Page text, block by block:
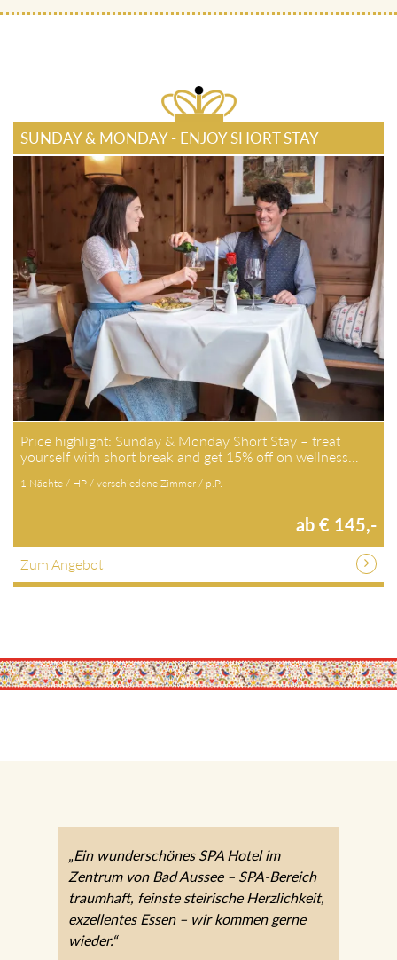
SUNDAY & MONDAY - ENJOY SHORT STAY
Price highlight: Sunday & Monday Short Stay – treat
yourself with short break and get 15% off on wellness…
ab € 145,-
Zum Angebot
„Ein wunderschönes SPA Hotel im
Zentrum von Bad Aussee – SPA-Bereich
traumhaft, feinste steirische Herzlichkeit,
exzellentes Essen – wir kommen gerne